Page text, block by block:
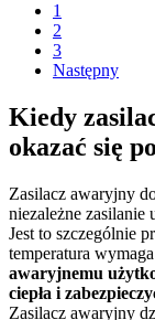
1
2
3
Następny
Kiedy
okazać się
Zasilacz awaryjny
niezależne zasilanie
Jest to szczególnie
temperatura
awaryjnemu
ciepła i
Zasilacz awaryjny